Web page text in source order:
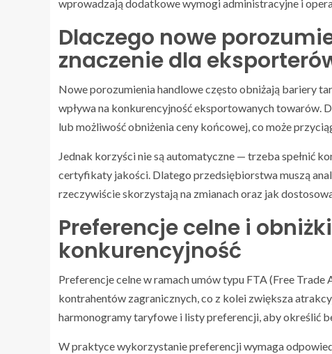
wprowadzają dodatkowe wymogi administracyjne i
Dlaczego nowe
znaczenie dla
Nowe porozumienia handlowe często obniżają bariery
wpływa na konkurencyjność eksportowanych towarów.
lub możliwość obniżenia ceny końcowej, co może
Jednak korzyści nie są automatyczne — trzeba spełnić
certyfikaty jakości. Dlatego przedsiębiorstwa muszą
rzeczywiście skorzystają na zmianach oraz jak
Preferencje celne i
konkurencyjność
Preferencje celne w ramach umów typu FTA (Free
kontrahentów zagranicznych, co z kolei zwiększa
harmonogramy taryfowe i listy preferencji, aby określić
W praktyce wykorzystanie preferencji wymaga